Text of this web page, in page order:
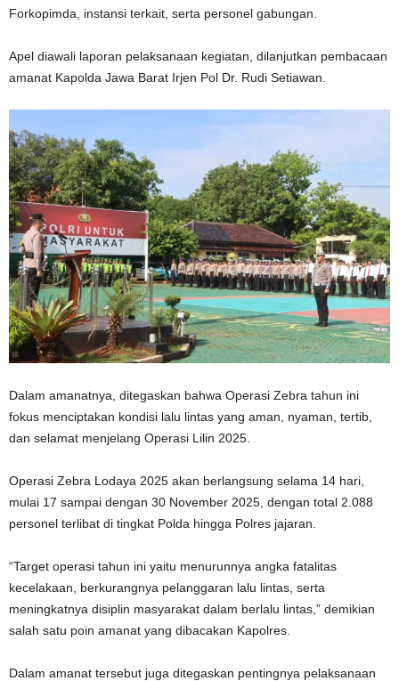
Forkopimda, instansi terkait, serta personel gabungan.
Apel diawali laporan pelaksanaan kegiatan, dilanjutkan pembacaan
amanat Kapolda Jawa Barat Irjen Pol Dr. Rudi Setiawan.
Dalam amanatnya, ditegaskan bahwa Operasi Zebra tahun ini
fokus menciptakan kondisi lalu lintas yang aman, nyaman, tertib,
dan selamat menjelang Operasi Lilin 2025.
Operasi Zebra Lodaya 2025 akan berlangsung selama 14 hari,
mulai 17 sampai dengan 30 November 2025, dengan total 2.088
personel terlibat di tingkat Polda hingga Polres jajaran.
“Target operasi tahun ini yaitu menurunnya angka fatalitas
kecelakaan, berkurangnya pelanggaran lalu lintas, serta
meningkatnya disiplin masyarakat dalam berlalu lintas,” demikian
salah satu poin amanat yang dibacakan Kapolres.
Dalam amanat tersebut juga ditegaskan pentingnya pelaksanaan